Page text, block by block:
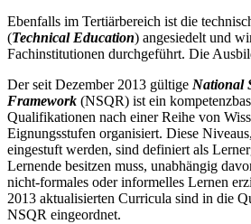
Ebenfalls im Tertiärbereich ist die
(Technical Education) angesiedelt und
Fachinstitutionen durchgeführt. Die
Der seit Dezember 2013 gültige National
Framework (NSQR) ist ein
Qualifikationen nach einer Reihe von
Eignungsstufen organisiert. Diese
eingestuft werden, sind definiert als
Lernende besitzen muss, unabhängig
nicht-formales oder informelles Lernen
2013 aktualisierten Curricula sind in die
NSQR eingeordnet.